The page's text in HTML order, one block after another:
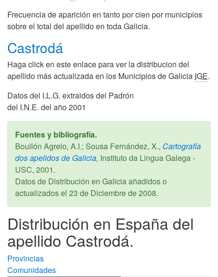
Frecuencia de aparición en tanto por cien por municipios
sobre el total del apellido en toda Galicia.
Castrodá
Haga click en este enlace para ver la distribucion del
apellido más actualizada en los Municipios de Galicia IGE.
Datos del I.L.G. extraidos del Padrón
del I.N.E. del año 2001
Fuentes y bibliografía.
Boullón Agrelo, A.I.; Sousa Fernández, X., Cartografía
dos apelidos de Galicia, Instituto da Lingua Galega -
USC, 2001.
Datos de Distribución en Galicia añadidos o
actualizados el 23 de Diciembre de 2008.
Distribución en España del
apellido Castrodá.
Provincias
Comunidades